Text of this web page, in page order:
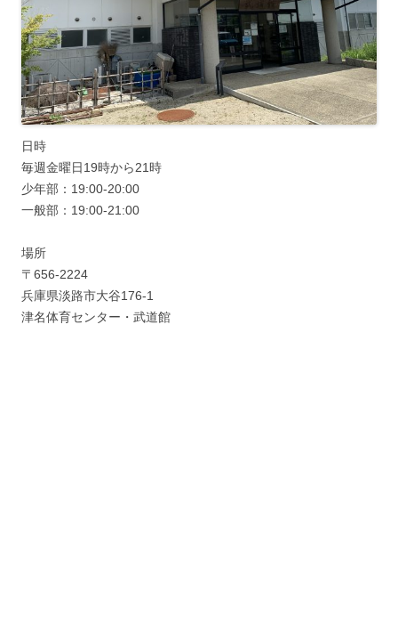
日時
毎週金曜日19時から21時
少年部：19:00-20:00
一般部：19:00-21:00
場所
〒656-2224
兵庫県淡路市大谷176-1
津名体育センター・武道館